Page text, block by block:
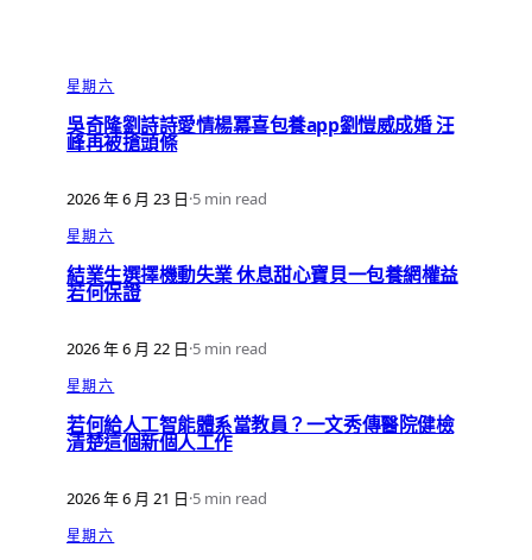
星期六
吳奇隆劉詩詩愛情楊冪喜包養app劉愷威成婚 汪
峰再被搶頭條
2026 年 6 月 23 日·5 min read
星期六
結業生選擇機動失業 休息甜心寶貝一包養網權益
若何保證
2026 年 6 月 22 日·5 min read
星期六
若何給人工智能體系當教員？一文秀傳醫院健檢
清楚這個新個人工作
2026 年 6 月 21 日·5 min read
星期六